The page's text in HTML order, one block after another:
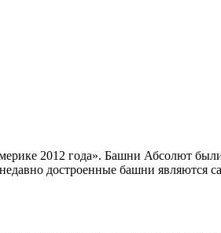
2012 года». Башни Абсолют
достроенные башни являются